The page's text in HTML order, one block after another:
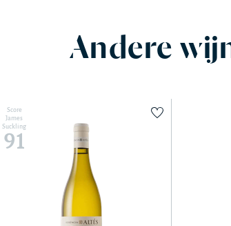
Andere
Score
James
Suckling
91